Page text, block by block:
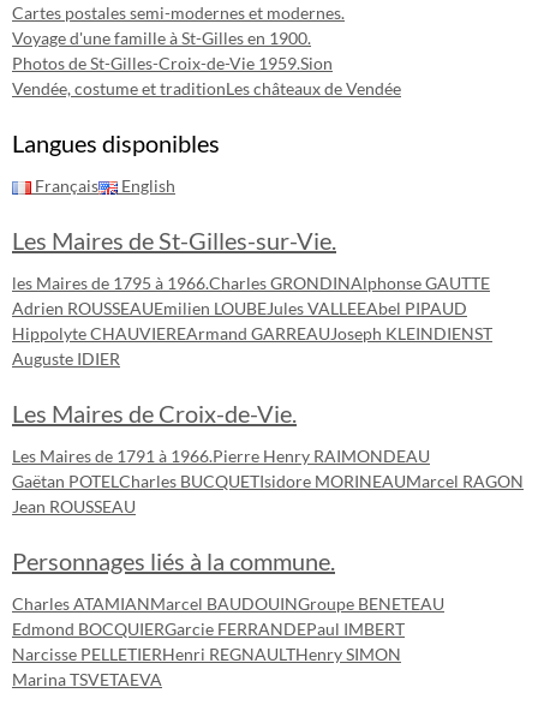
Cartes postales semi-modernes et modernes.
Voyage d'une famille à St-Gilles en 1900.
Photos de St-Gilles-Croix-de-Vie 1959.Sion
Vendée, costume et traditionLes châteaux de Vendée
Langues disponibles
Français English
Les Maires de St-Gilles-sur-Vie.
les Maires de 1795 à 1966.Charles GRONDINAlphonse GAUTTE
Adrien ROUSSEAUEmilien LOUBEJules VALLEEAbel PIPAUD
Hippolyte CHAUVIEREArmand GARREAUJoseph KLEINDIENST
Auguste IDIER
Les Maires de Croix-de-Vie.
Les Maires de 1791 à 1966.Pierre Henry RAIMONDEAU
Gaëtan POTEL Charles BUCQUETIsidore MORINEAUMarcel RAGON
Jean ROUSSEAU
Personnages liés à la commune.
Charles ATAMIANMarcel BAUDOUINGroupe BENETEAU
Edmond BOCQUIERGarcie FERRANDEPaul IMBERT
Narcisse PELLETIERHenri REGNAULTHenry SIMON
Marina TSVETAEVA